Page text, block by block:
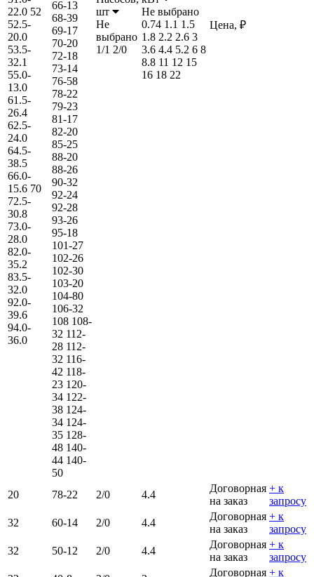
22.0 52
52.5-
20.0
53.5-
32.1
55.0-
13.0
61.5-
26.4
62.5-
24.0
64.5-
38.5
66.0-
15.6 70
72.5-
30.8
73.0-
28.0
82.0-
35.2
83.5-
32.0
92.0-
39.6
94.0-
36.0
66-13
68-39
69-17
70-20
72-18
73-14
76-58
78-22
79-23
81-17
82-20
85-25
88-20
88-26
90-32
92-24
92-28
93-26
95-18
101-27
102-26
102-30
103-20
104-80
106-32
108 108-
32 112-
28 112-
32 116-
42 118-
23 120-
34 122-
38 124-
34 124-
35 128-
48 140-
44 140-
50
шт
Не
выбрано
1/1 2/0
Не выбрано
0.74 1.1 1.5
1.8 2.2 2.6 3
3.6 4.4 5.2 6 8
8.8 11 12 15
16 18 22
Цена, ₽
20 78-22 2/0 4.4
Договорная
на заказ
+ к
запросу
32
60-14 2/0 4.4
Договорная
на заказ
+ к
запросу
32
50-12 2/0 4.4
Договорная
на заказ
+ к
запросу
Договорная + к